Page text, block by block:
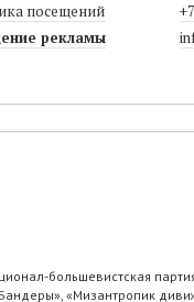
посещений
рекламы
большевистская
«Мизантропик